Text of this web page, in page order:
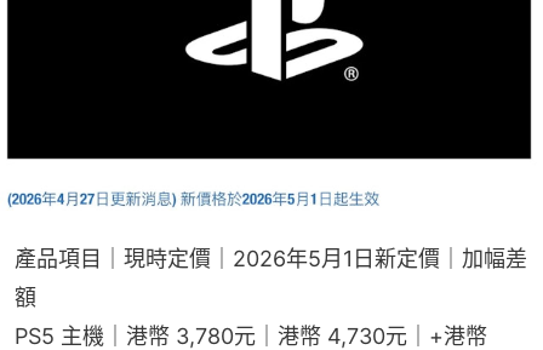
產品項目｜現時定價｜2026年5月1日新定價｜加幅差
額
PS5 主機｜港幣 3,780元｜港幣 4,730元｜+港幣